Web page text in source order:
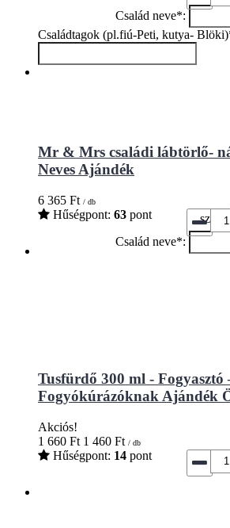
Család neve*:
Családtagok (pl.fiú-Peti, kutya-
Mr & Mrs családi lábtörlő-
Neves Ajándék
6 365 Ft / db
Hűségpont: 63 pont
szín*:
Család neve*:
Tusfürdő 300 ml - Fogyasztó
Fogyókúrázóknak Ajándék
Akciós!
1 660 Ft 1 460 Ft / db
Hűségpont: 14 pont